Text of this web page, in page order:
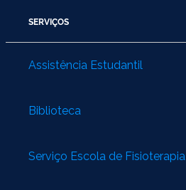
SERVIÇOS
Assistência Estudantil
Biblioteca
Serviço Escola de Fisioterapia